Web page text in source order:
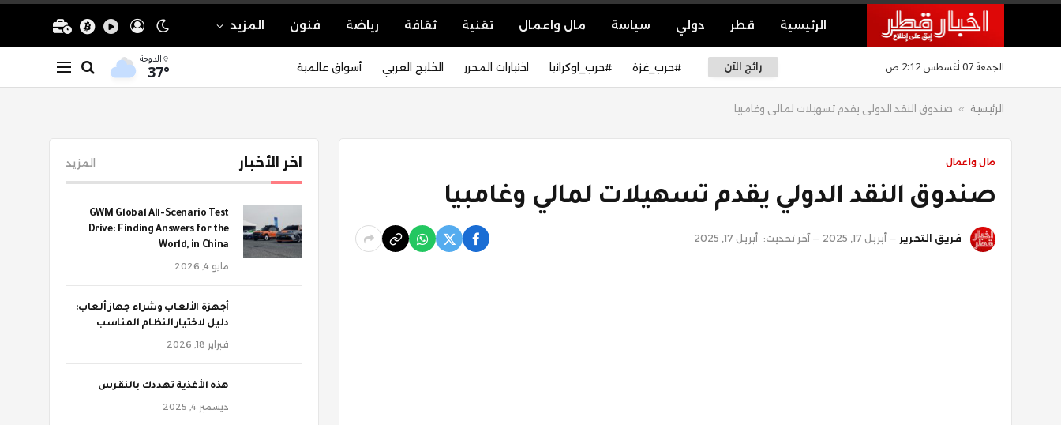
الرئيسية قطر دولي سياسة مال واعمال تقنية ثقافة رياضة فنون المزيد
الجمعة 07 أغسطس 2:12 ص رائج الآن #حرب_غزة #حرب_اوكرانيا اختيارات المحرر الخليج العربي أسواق عالمية الدوحة
37°
الرئيسية » صندوق النقد الدولي يقدم تسهيلات لمالي وغامبيا
مال واعمال
صندوق النقد الدولي يقدم تسهيلات لمالي وغامبيا
فريق التحرير أبريل 17, 2025 آخر تحديث: أبريل 17, 2025
اخر الأخبار المزيد
GWM Global All-Scenario Test
Drive: Finding Answers for the
World, in China
مايو 4, 2026
أجهزة الألعاب وشراء جهاز ألعاب:
دليل لاختيار النظام المناسب
فبراير 18, 2026
‫هذه الأغذية تهددك بالنقرس
ديسمبر 4, 2025